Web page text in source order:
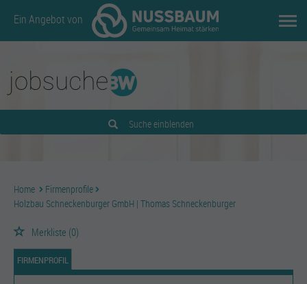
Ein Angebot von
Suche einblenden
Home
Firmenprofile
Holzbau Schneckenburger GmbH | Thomas Schneckenburger
Merkliste (0)
FIRMENPROFIL